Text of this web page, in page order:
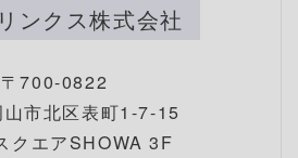
ンクス株式会社
〒700-0822
山市北区表町1-7-15
クエアSHOWA 3F